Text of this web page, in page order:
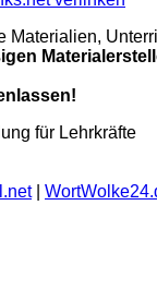
Materialien,
für Lehrkräfte
|